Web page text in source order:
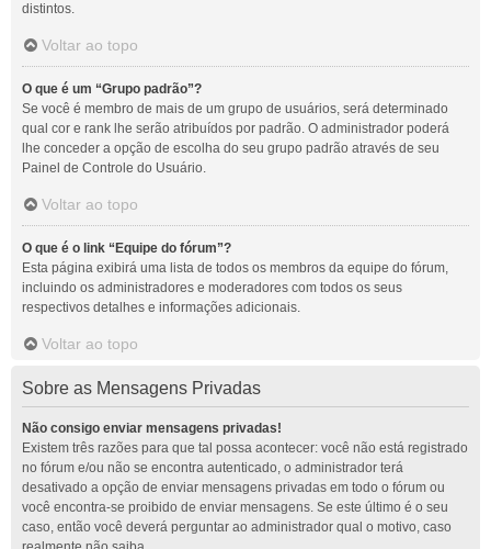
distintos.
Voltar ao topo
O que é um “Grupo padrão”?
Se você é membro de mais de um grupo de usuários, será determinado
qual cor e rank lhe serão atribuídos por padrão. O administrador poderá
lhe conceder a opção de escolha do seu grupo padrão através de seu
Painel de Controle do Usuário.
Voltar ao topo
O que é o link “Equipe do fórum”?
Esta página exibirá uma lista de todos os membros da equipe do fórum,
incluindo os administradores e moderadores com todos os seus
respectivos detalhes e informações adicionais.
Voltar ao topo
Sobre as Mensagens Privadas
Não consigo enviar mensagens privadas!
Existem três razões para que tal possa acontecer: você não está registrado
no fórum e/ou não se encontra autenticado, o administrador terá
desativado a opção de enviar mensagens privadas em todo o fórum ou
você encontra-se proibido de enviar mensagens. Se este último é o seu
caso, então você deverá perguntar ao administrador qual o motivo, caso